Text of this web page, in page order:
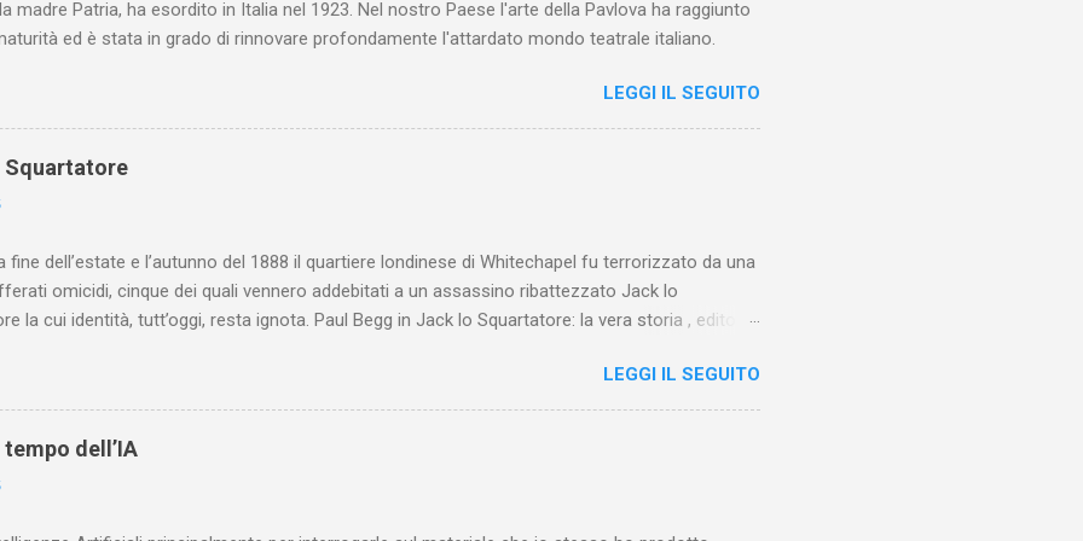
madre Patria, ha esordito in Italia nel 1923. Nel nostro Paese l'arte della Pavlova ha raggiunto
ed è stata in grado di rinnovare profondamente l'attardato mondo teatrale italiano.
LEGGI IL SEGUITO
Squartatore
fine dell’estate e l’autunno del 1888 il quartiere londinese di Whitechapel fu terrorizzato da una
omicidi, cinque dei quali vennero addebitati a un assassino ribattezzato Jack lo
la cui identità, tutt’oggi, resta ignota. Paul Begg in Jack lo Squartatore: la vera storia , edito da
(e, in alcuni capitoli, soprattutto) a ricostruire la storia di Whitechapel e del East End e a
le lotte intestine al Ministero dell’Interno. Ne esce un quadro davvero sconsolante:
sociale dell'Inghilterra vittoriana era inverosimilmente classista, e al suo vertice c’era una
che non aveva alcun interesse nei confronti delle classi subalterne. Non era
a sapere quali fossero le reali condizioni di vita delle persone che abitavano nell’East End e
LEGGI IL SEGUITO
dell’IA